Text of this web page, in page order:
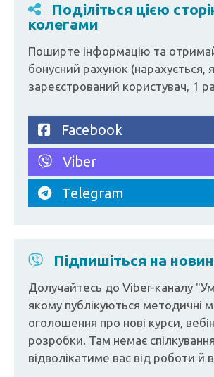
Поділіться цією
колегами
Поширте інформацію та
бонусний рахунок (нарахується,
зареєстрований користувач, 1
Facebook
Viber
Telegram
Підпишіться на
Долучайтесь до Viber-каналу
якому публікуються методичні
оголошення про нові курси,
розробки. Там немає
відволікатиме вас від роботи й